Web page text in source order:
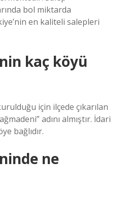
bol miktarda
en kaliteli salepleri
kaç köyü
için ilçede çıkarılan
adını almıştır. İdari
bağlıdır.
ne